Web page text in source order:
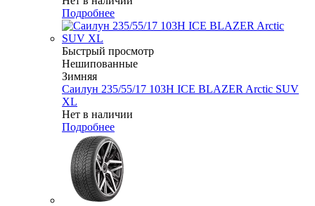
Подробнее
Быстрый просмотр
Нешипованные
Зимняя
Саилун 235/55/17 103H ICE BLAZER Arctic SUV
XL
Нет в наличии
Подробнее